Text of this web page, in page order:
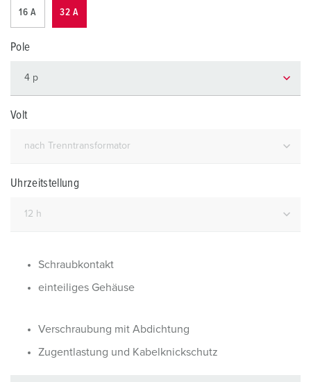
16 A 32 A
Pole
Volt
Uhrzeitstellung
Schraubkontakt
einteiliges Gehäuse
Verschraubung mit Abdichtung
Zugentlastung und Kabelknickschutz